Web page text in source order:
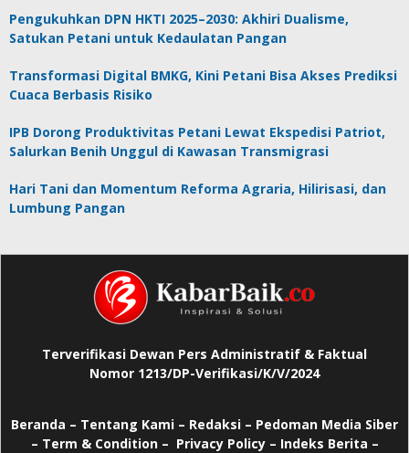
Pengukuhkan DPN HKTI 2025–2030: Akhiri Dualisme,
Satukan Petani untuk Kedaulatan Pangan
Transformasi Digital BMKG, Kini Petani Bisa Akses Prediksi
Cuaca Berbasis Risiko
IPB Dorong Produktivitas Petani Lewat Ekspedisi Patriot,
Salurkan Benih Unggul di Kawasan Transmigrasi
Hari Tani dan Momentum Reforma Agraria, Hilirisasi, dan
Lumbung Pangan
Terverifikasi Dewan Pers Administratif & Faktual
Nomor 1213/DP-Verifikasi/K/V/2024
Beranda – Tentang Kami – Redaksi – Pedoman Media Siber
– Term & Condition – Privacy Policy– Indeks Berita –